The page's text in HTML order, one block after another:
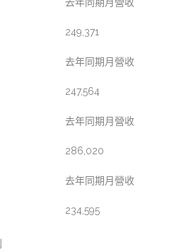
249,371
去年同期月營收
247,564
去年同期月營收
286,020
去年同期月營收
234,595